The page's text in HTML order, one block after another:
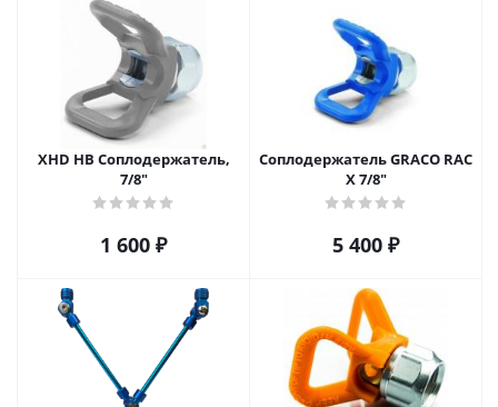
XHD HB Cоплодержатель,
7/8"
1 600 ₽
Соплодержатель GRACO RAC
X 7/8"
5 400 ₽